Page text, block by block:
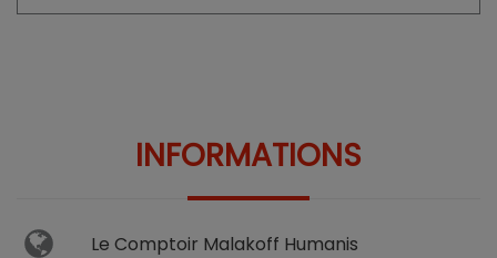
INFORMATIONS
Le Comptoir Malakoff Humanis